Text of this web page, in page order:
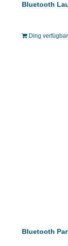
Bluetooth
Ding
Bluetooth